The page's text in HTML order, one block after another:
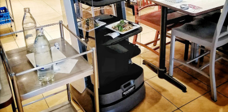
Orionstar Robot
คล่องตัวสูง เดินได้ทั้งวัน